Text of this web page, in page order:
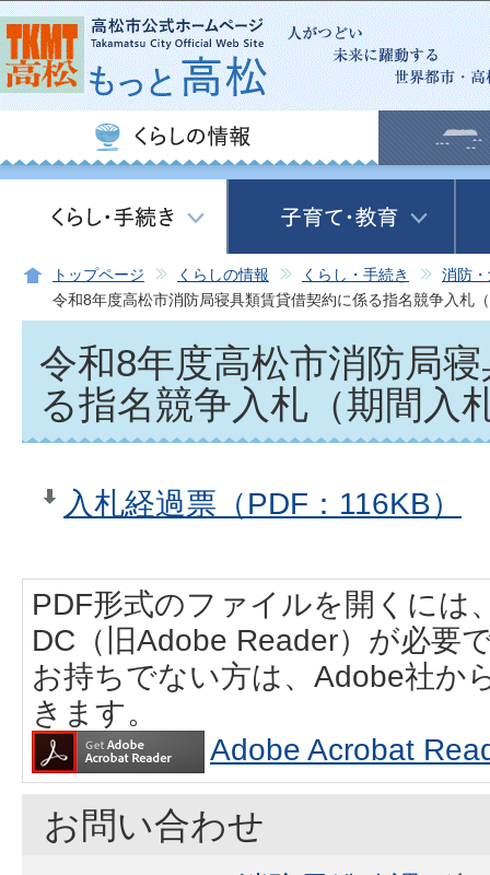
この
トップページ くらしの情報 くらし・手続き
消防
令和8年度高松市消防局寝具類賃貸借契約に係る指名競争入札
令和8年度高松市消防局
る指名競争入札（期間入
入札経過票（PDF：116KB）
PDF形式のファイルを開くには
DC（旧Adobe Reader）が必要
お持ちでない方は、Adobe社か
きます。
Adobe Acrobat
お問い合わせ